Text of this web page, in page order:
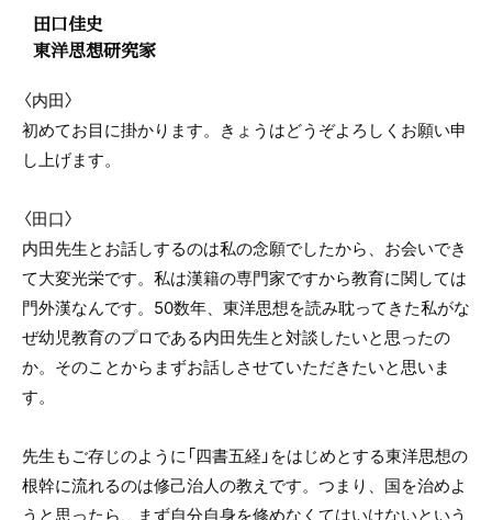
田口佳史
東洋思想研究家
〈内田〉
初めてお目に掛かります。きょうはどうぞよろしくお願い申
し上げます。
〈田口〉
内田先生とお話しするのは私の念願でしたから、お会いでき
て大変光栄です。私は漢籍の専門家ですから教育に関しては
門外漢なんです。50数年、東洋思想を読み耽ってきた私がな
ぜ幼児教育のプロである内田先生と対談したいと思ったの
か。そのことからまずお話しさせていただきたいと思いま
す。
先生もご存じのように「四書五経」をはじめとする東洋思想の
根幹に流れるのは修己治人の教えです。つまり、国を治めよ
うと思ったら、まず自分自身を修めなくてはいけないという